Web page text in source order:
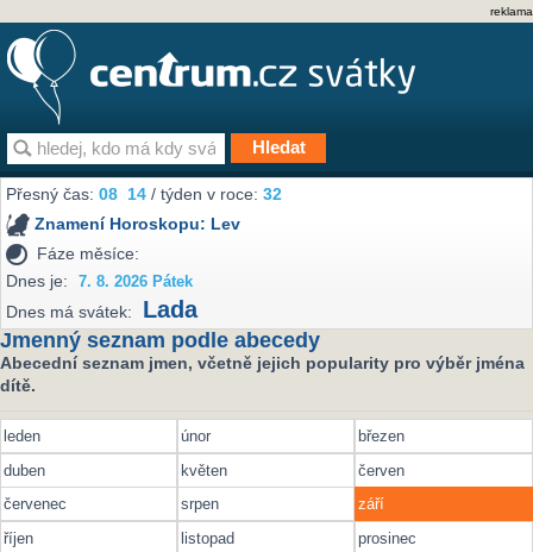
reklama
Přesný čas:08 14 / týden v roce:32
Znamení Horoskopu: Lev
Fáze měsíce:
Dnes je:
7. 8. 2026 Pátek
Dnes má svátek: Lada
Jmenný seznam podle abecedy
Abecední seznam jmen, včetně jejich popularity pro výběr jména
dítě.
leden únor
březen
duben
květen
červen
červenec
srpen
září
říjen
listopad prosinec